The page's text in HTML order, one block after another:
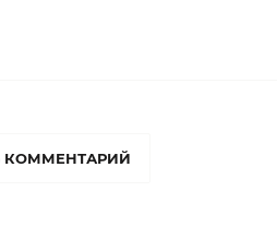
КОММЕНТАРИЙ